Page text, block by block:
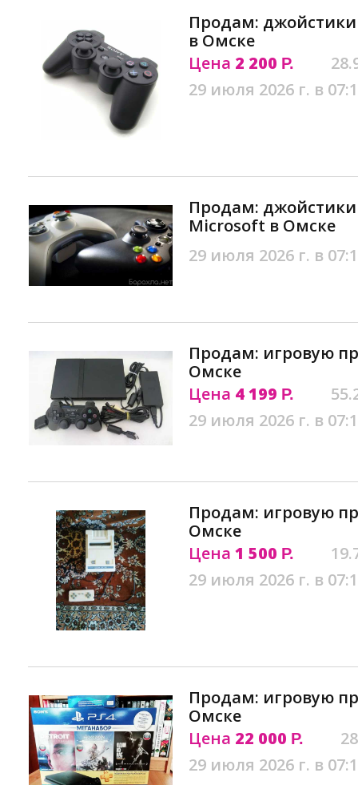
Продам: джойстики
в Омске
Цена 2 200 Р.
29 июля 2026 г. в
Продам:
Microsoft в Омске
29 июля 2026 г. в
Продам: игровую
Омске
Цена 4 199 Р.
29 июля 2026 г. в
Продам: игровую
Омске
Цена 1 500 Р.
29 июля 2026 г. в
Продам: игровую
Омске
Цена 22 000 Р.
29 июля 2026 г. в